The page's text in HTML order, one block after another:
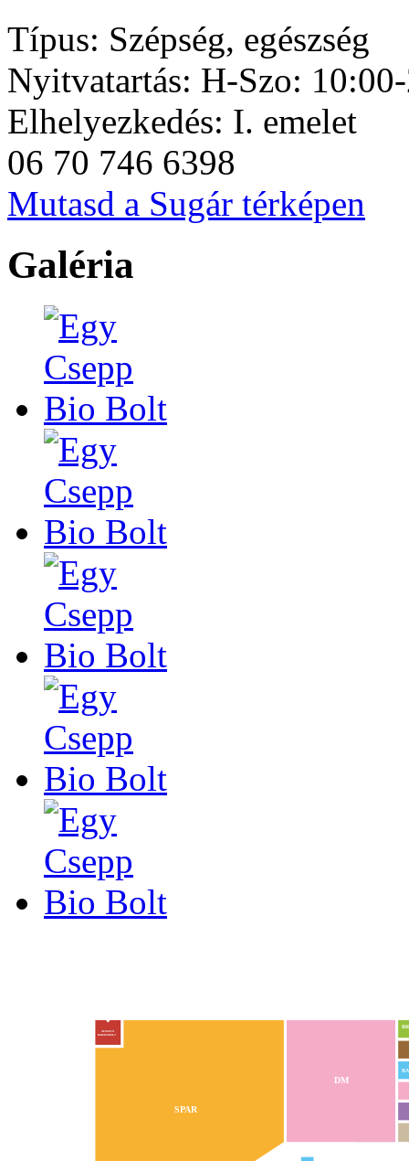
Típus: Szépség, egészség
Nyitvatartás: H-Szo:
Elhelyezkedés: I. emelet
06 70 746 6398
Mutasd a Sugár térképen
Galéria
DM
SPAR
NEMZETI
DOHÁNYBOLT